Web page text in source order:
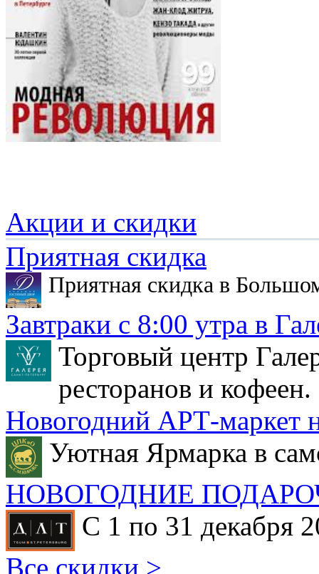
Акции и скидки
Приятная скидка
Приятная скидка в
Завтраки с 8:00 утра в
Торговый центр
ресторанов и кофеен.
Новогодний АРТ-маркет
Уютная Ярмарка в
НОВОГОДНИЕ
С 1 по 31 декабря
Все скидки >